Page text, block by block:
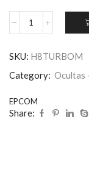
SKU: H8TURBOM
Category: Ocultas
EPCOM
Share: